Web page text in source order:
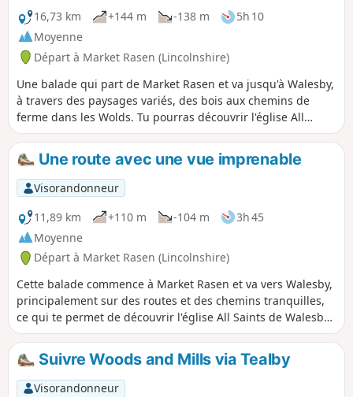
16,73 km +144 m -138 m
5h 10
Moyenne
Départ à Market Rasen (Lincolnshire)
Une balade qui part de Market Rasen et va jusqu'à Walesby,
à travers des paysages variés, des bois aux chemins de
ferme dans les Wolds. Tu pourras découvrir l'église All
Saints de Walesby, surnommée « Ramblers' Church »
(l'église des randonneurs), et profiter de vues incroyables
sur le Lincolnshire.
Une route avec une vue imprenable
Visorandonneur
11,89 km
+110 m -104 m
3h 45
Moyenne
Départ à Market Rasen (Lincolnshire)
Cette balade commence à Market Rasen et va vers Walesby,
principalement sur des routes et des chemins tranquilles,
ce qui te permet de découvrir l'église All Saints de Walesby,
affectueusement surnommée « Ramblers' Church » (l'église
des randonneurs), et d'admirer des vues spectaculaires sur
le Lincolnshire.
Suivre Woods and Mills via Tealby
Visorandonneur